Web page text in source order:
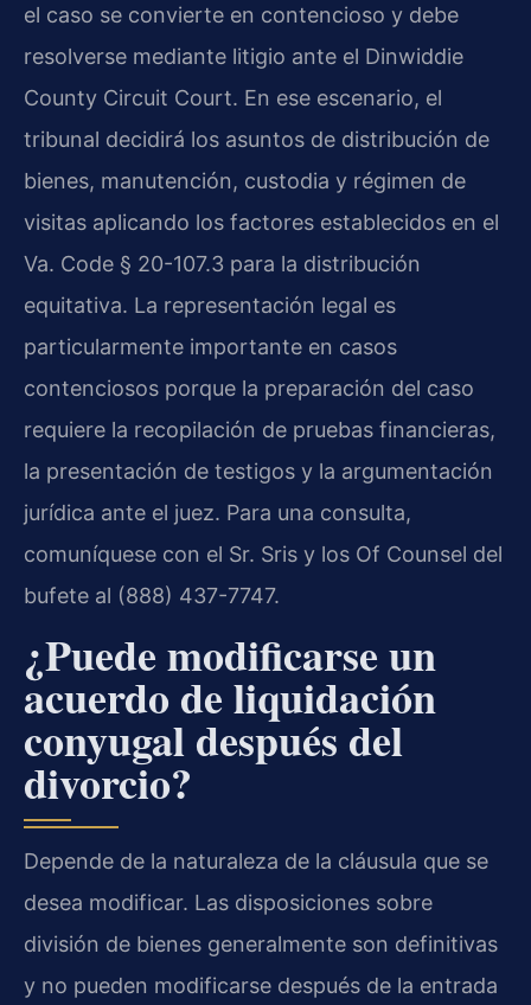
el caso se convierte en contencioso y debe
resolverse mediante litigio ante el Dinwiddie
County Circuit Court. En ese escenario, el
tribunal decidirá los asuntos de distribución de
bienes, manutención, custodia y régimen de
visitas aplicando los factores establecidos en el
Va. Code § 20-107.3 para la distribución
equitativa. La representación legal es
particularmente importante en casos
contenciosos porque la preparación del caso
requiere la recopilación de pruebas financieras,
la presentación de testigos y la argumentación
jurídica ante el juez. Para una consulta,
comuníquese con el Sr. Sris y los Of Counsel del
bufete al (888) 437-7747.
¿Puede modificarse un
acuerdo de liquidación
conyugal después del
divorcio?
Depende de la naturaleza de la cláusula que se
desea modificar. Las disposiciones sobre
división de bienes generalmente son definitivas
y no pueden modificarse después de la entrada